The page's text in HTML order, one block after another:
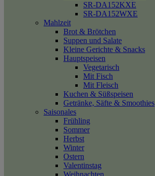
SR-DA152KXE
SR-DA152WXE
Mahlzeit
Brot & Brötchen
Suppen und Salate
Kleine Gerichte & Snacks
Hauptspeisen
Vegetarisch
Mit Fisch
Mit Fleisch
Kuchen & Süßspeisen
Getränke, Säfte & Smoothies
Saisonales
Frühling
Sommer
Herbst
Winter
Ostern
Valentinstag
Weihnachten